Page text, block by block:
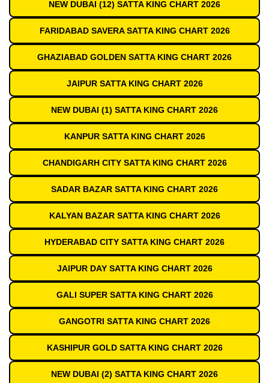
NEW DUBAI (12) SATTA KING CHART 2026
FARIDABAD SAVERA SATTA KING CHART 2026
GHAZIABAD GOLDEN SATTA KING CHART 2026
JAIPUR SATTA KING CHART 2026
NEW DUBAI (1) SATTA KING CHART 2026
KANPUR SATTA KING CHART 2026
CHANDIGARH CITY SATTA KING CHART 2026
SADAR BAZAR SATTA KING CHART 2026
KALYAN BAZAR SATTA KING CHART 2026
HYDERABAD CITY SATTA KING CHART 2026
JAIPUR DAY SATTA KING CHART 2026
GALI SUPER SATTA KING CHART 2026
GANGOTRI SATTA KING CHART 2026
KASHIPUR GOLD SATTA KING CHART 2026
NEW DUBAI (2) SATTA KING CHART 2026